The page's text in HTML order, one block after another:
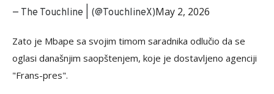
— The Touchline | (@TouchlineX)May 2, 2026
Zato je Mbape sa svojim timom saradnika odlučio da se
oglasi današnjim saopštenjem, koje je dostavljeno agenciji
"Frans-pres".